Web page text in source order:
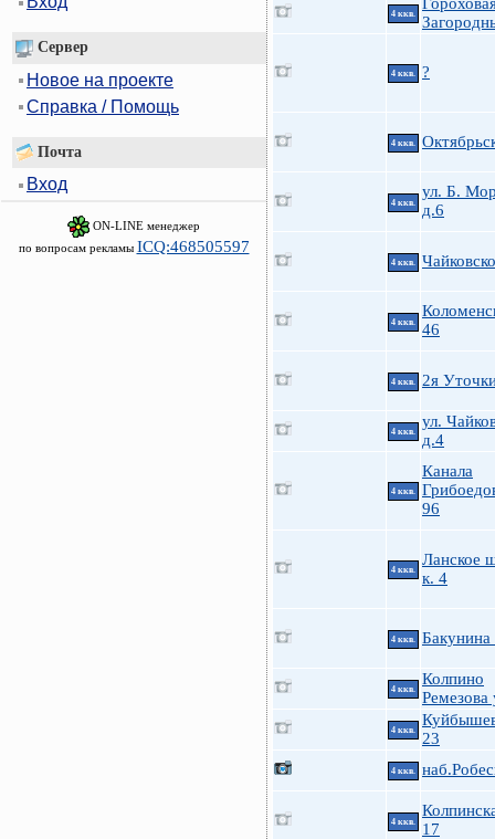
Сервер
Новое на проекте
Справка / Помощь
Почта
Вход
ON-LINE менеджер
по вопросам рекламы ICQ:468505597
4 ккв.
4 ккв. ?
4 ккв.
4 ккв.
ул. Б.
д.6
4 ккв.
4 ккв.
46
4 ккв. 2я
4 ккв.
ул.
д.4
4 ккв.
Канала
96
4 ккв.
Ланское
к. 4
4 ккв. Бакунина
4 ккв.
Колпино
Ремезова
4 ккв.
23
4 ккв.
4 ккв.
17